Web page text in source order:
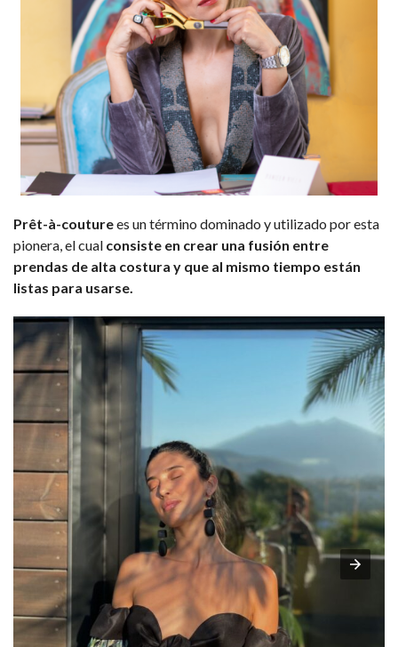
Prêt-à-couturees un término dominado y utilizado por esta
pionera, el cual consiste en crear una fusión entre
prendas de alta costura y que al mismo tiempo están
listas para usarse.